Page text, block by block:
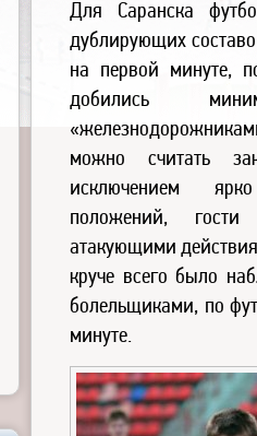
Для Саранска
дублирующих
на первой минуте,
добились
можно считать
исключением
положений, гости
атакующими
круче всего было
болельщиками, по
минуте.